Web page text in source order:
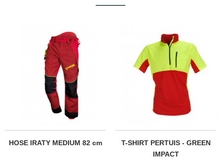
HOSE IRATY MEDIUM 82 cm
T-SHIRT PERTUIS - GREEN
IMPACT